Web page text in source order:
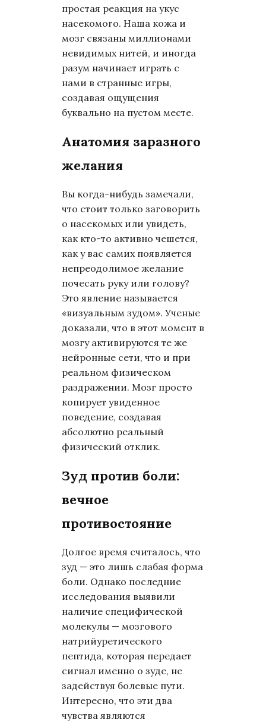
простая реакция на укус
насекомого. Наша кожа и
мозг связаны миллионами
невидимых нитей, и иногда
разум начинает играть с
нами в странные игры,
создавая ощущения
буквально на пустом месте.
Анатомия заразного
желания
Вы когда-нибудь замечали,
что стоит только заговорить
о насекомых или увидеть,
как кто-то активно чешется,
как у вас самих появляется
непреодолимое желание
почесать руку или голову?
Это явление называется
«визуальным зудом». Ученые
доказали, что в этот момент в
мозгу активируются те же
нейронные сети, что и при
реальном физическом
раздражении. Мозг просто
копирует увиденное
поведение, создавая
абсолютно реальный
физический отклик.
Зуд против боли:
вечное
противостояние
Долгое время считалось, что
зуд — это лишь слабая форма
боли. Однако последние
исследования выявили
наличие специфической
молекулы — мозгового
натрийуретического
пептида, которая передает
сигнал именно о зуде, не
задействуя болевые пути.
Интересно, что эти два
чувства являются